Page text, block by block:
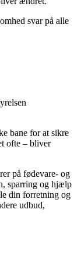
svar på alle
bane for at sikre
ofte – bliver
på fødevare- og
sparring og hjælp
din forretning og
udbud,